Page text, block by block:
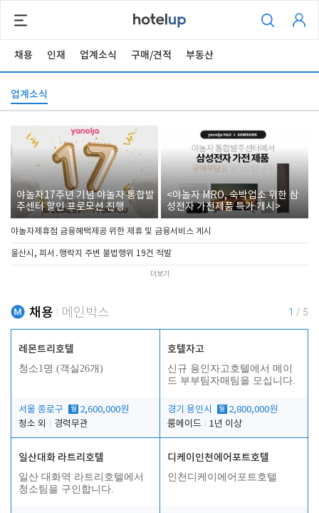
채용 인재 업계소식 구매/견적 부동산
업계소식
야놀자17주년 기념 야놀자 통합발
주센터 할인 프로모션 진행
<야놀자 MRO, 숙박업소 위한 삼
성전자 가전제품 특가 개시>
야놀자제휴점 금융혜택제공 위한 제휴 및 금융서비스 게시
울산시, 피서․행락지 주변 불법행위 19건 적발
더보기
채용 메인박스 1 / 5
레몬트리호텔
청소1명 (객실26개)
서울 종로구 월 2,600,000원
청소 외
경력무관
호텔자고
신규 용인자고호텔에서 메이
드 부부팀자매팀을 모십니다.
경기 용인시 월 2,800,000원
룸메이드
1년 이상
일산대화 라트리호텔
일산 대화역 라트리호텔에서
청소팀을 구인합니다.
디케이인천에어포트호텔
인천디케이에어포트호텔